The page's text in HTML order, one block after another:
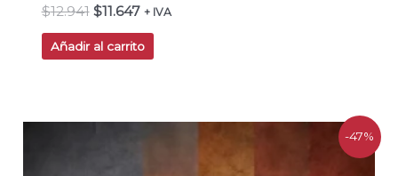
$12.941 $11.647 + IVA
Añadir al carrito
-47%